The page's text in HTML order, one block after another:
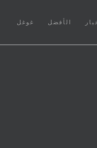
الأفضل غوغل